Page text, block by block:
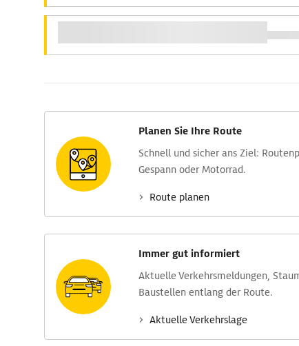
Planen Sie Ihre Route
Schnell und sicher ans Ziel:
Gespann oder Motorrad.
Route planen
Immer gut informiert
Aktuelle Verkehrs­meldungen,
Baustellen entlang der Route.
Aktuelle Verkehrs­lage